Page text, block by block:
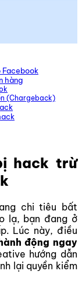
Facebook
hàng
(Chargeback)
hack trừ
chi tiêu bất
lạ, bạn đang ở
Lúc này, điều
động ngay
hướng dẫn
lại quyền kiểm